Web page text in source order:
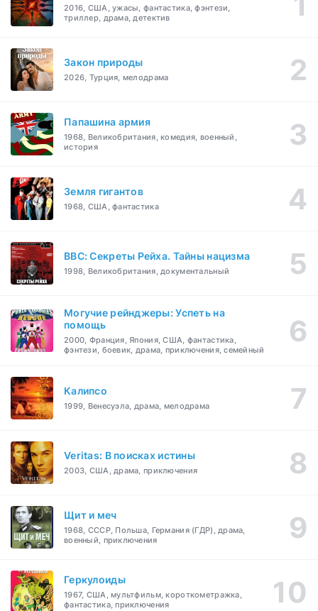
2016, США, ужасы, фантастика, фэнтези,
триллер, драма, детектив
Закон природы
2026, Турция, мелодрама
Папашина армия
1968, Великобритания, комедия, военный,
история
Земля гигантов
1968, США, фантастика
BBC: Секреты Рейха. Тайны нацизма
1998, Великобритания, документальный
Могучие рейнджеры: Успеть на
помощь
2000, Франция, Япония, США, фантастика,
фэнтези, боевик, драма, приключения, семейный
Калипсо
1999, Венесуэла, драма, мелодрама
Veritas: В поисках истины
2003, США, драма, приключения
Щит и меч
1968, СССР, Польша, Германия (ГДР), драма,
военный, приключения
Геркулоиды
1967, США, мультфильм, короткометражка,
фантастика, приключения